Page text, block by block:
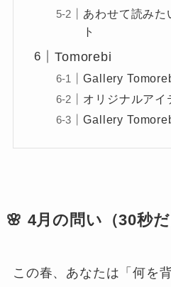
あわせて読みた
ト
Tomorebi
Gallery
オリジナルアイ
Gallery
🌸 4月の問い（30秒
この春、あなたは「何を